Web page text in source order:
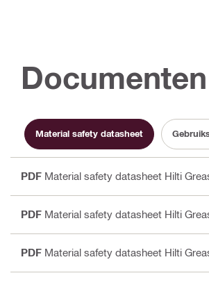
Documenten
Material safety datasheet
PDF Material safety datasheet Hilti
PDF Material safety datasheet Hilti
PDF Material safety datasheet Hilti